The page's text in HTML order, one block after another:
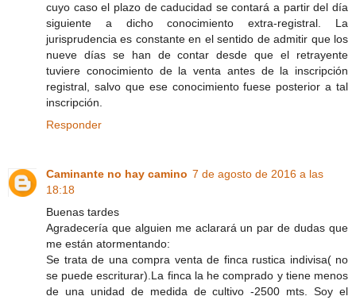
cuyo caso el plazo de caducidad se contará a partir del día
siguiente a dicho conocimiento extra-registral. La
jurisprudencia es constante en el sentido de admitir que los
nueve días se han de contar desde que el retrayente
tuviere conocimiento de la venta antes de la inscripción
registral, salvo que ese conocimiento fuese posterior a tal
inscripción.
Responder
Caminante no hay camino 7 de agosto de 2016 a las
18:18
Buenas tardes
Agradecería que alguien me aclarará un par de dudas que
me están atormentando:
Se trata de una compra venta de finca rustica indivisa( no
se puede escriturar).La finca la he comprado y tiene menos
de una unidad de medida de cultivo -2500 mts. Soy el